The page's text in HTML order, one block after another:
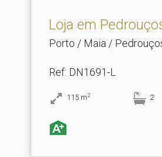
Loja em
Porto / Maia /
Ref: DN1691-L
115 m2 2